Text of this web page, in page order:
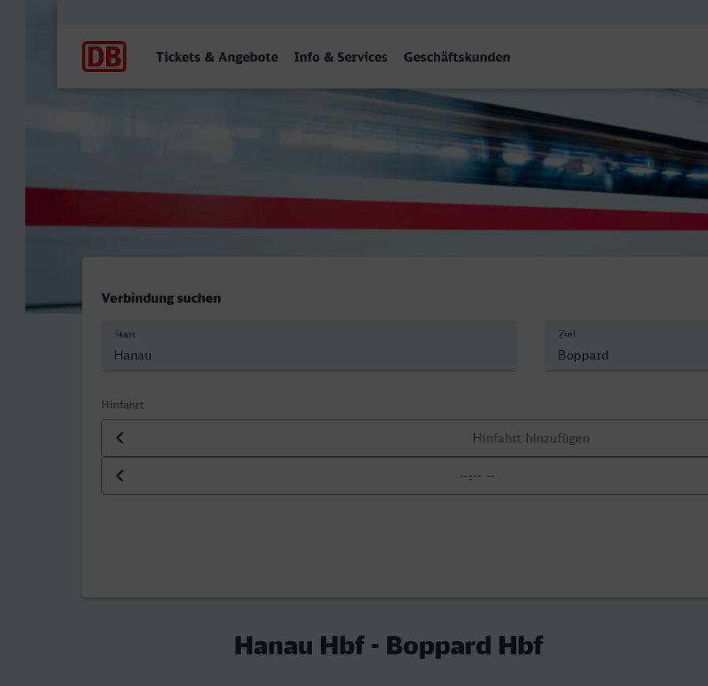
Tickets & Angebote Info & Services Geschäftskunden
Verbindung suchen
Start Ziel
Hinfahrt
Datum der Hinfahrt
Uhrzeit der Hinfahrt
Hanau Hbf - Boppard Hbf